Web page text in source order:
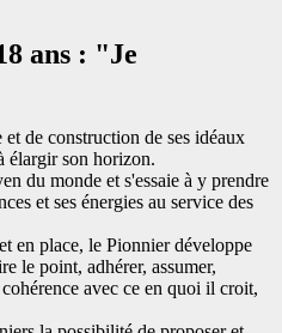
ans : "Je
de construction de ses idéaux
élargir son horizon.
du monde et s'essaie à y prendre
et ses énergies au service des
en place, le Pionnier développe
le point, adhérer, assumer,
avec ce en quoi il croit,